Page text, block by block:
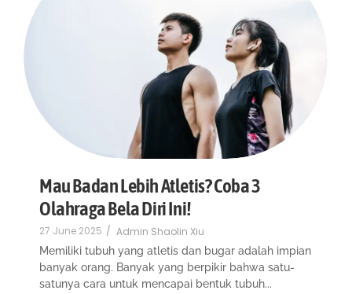
Mau Badan Lebih Atletis? Coba 3
Olahraga Bela Diri Ini!
27 June 2025 / Admin Shaolin Xiu
Memiliki tubuh yang atletis dan bugar adalah impian
banyak orang. Banyak yang berpikir bahwa satu-
satunya cara untuk mencapai bentuk tubuh...